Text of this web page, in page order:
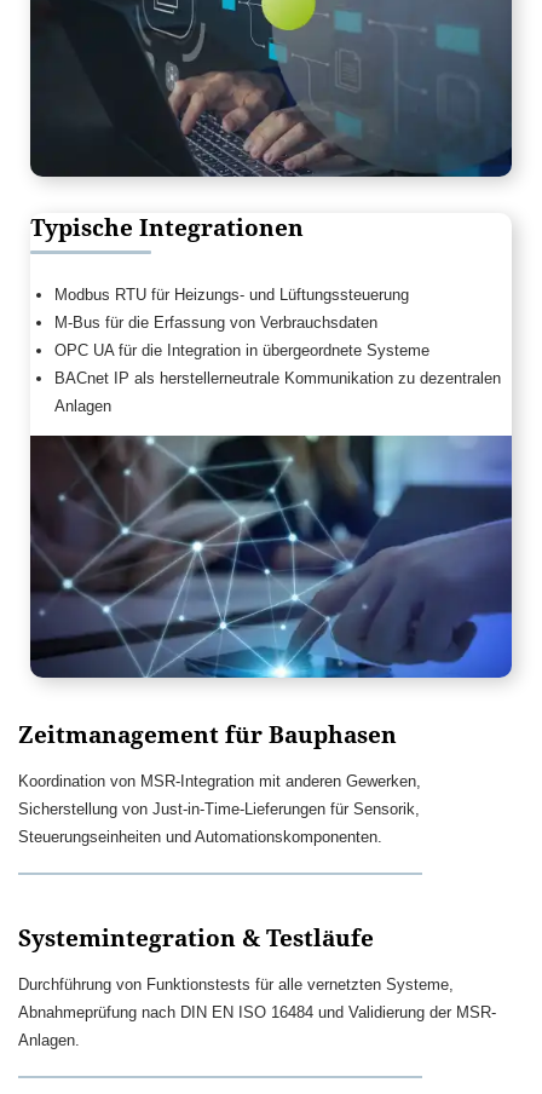
Typische Integrationen
Modbus RTU für Heizungs- und Lüftungssteuerung
M-Bus für die Erfassung von Verbrauchsdaten
OPC UA für die Integration in übergeordnete Systeme
BACnet IP als herstellerneutrale Kommunikation zu dezentralen
Anlagen
Zeitmanagement für Bauphasen
Koordination von MSR-Integration mit anderen Gewerken,
Sicherstellung von Just-in-Time-Lieferungen für Sensorik,
Steuerungseinheiten und Automationskomponenten.
Systemintegration & Testläufe
Durchführung von Funktionstests für alle vernetzten Systeme,
Abnahmeprüfung nach DIN EN ISO 16484 und Validierung der MSR-
Anlagen.